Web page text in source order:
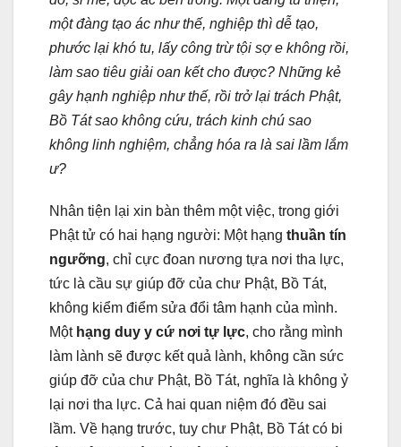
một đàng tạo ác như thế, nghiệp thì dễ tạo,
phước lại khó tu, lấy công trừ tội sợ e không rồi,
làm sao tiêu giải oan kết cho được? Những kẻ
gây hạnh nghiệp như thế, rồi trở lại trách Phật,
Bồ Tát sao không cứu, trách kinh chú sao
không linh nghiệm, chẳng hóa ra là sai lầm lắm
ư?
Nhân tiện lại xin bàn thêm một việc, trong giới
Phật tử có hai hạng người: Một hạng thuần tín
ngưỡng, chỉ cực đoan nương tựa nơi tha lực,
tức là cầu sự giúp đỡ của chư Phật, Bồ Tát,
không kiểm điểm sửa đổi tâm hạnh của mình.
Một hạng duy y cứ nơi tự lực, cho rằng mình
làm lành sẽ được kết quả lành, không cần sức
giúp đỡ của chư Phật, Bồ Tát, nghĩa là không ỷ
lại nơi tha lực. Cả hai quan niệm đó đều sai
lầm. Về hạng trước, tuy chư Phật, Bồ Tát có bi